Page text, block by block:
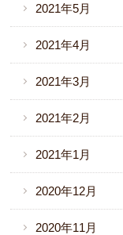
2021年5月
2021年4月
2021年3月
2021年2月
2021年1月
2020年12月
2020年11月